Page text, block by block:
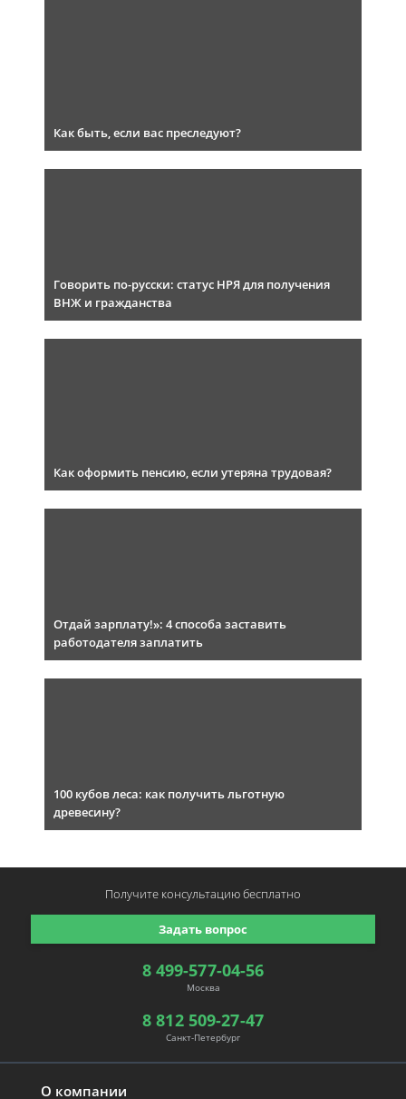
Как быть, если вас преследуют?
Говорить по-русски: статус НРЯ для получения
ВНЖ и гражданства
Как оформить пенсию, если утеряна трудовая?
Отдай зарплату!»: 4 способа заставить
работодателя заплатить
100 кубов леса: как получить льготную
древесину?
О компании
8 499-577-04-56
Москва
8 812 509-27-47
Санкт-Петербург
Задать вопрос
Получите консультациюбесплатно